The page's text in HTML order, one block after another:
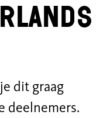
dit graag
deelnemers.